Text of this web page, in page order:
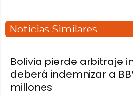
Noticias Similares
Bolivia pierde arbitraje
deberá indemnizar a
millones